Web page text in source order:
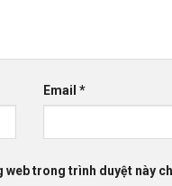
Email*
web trong trình duyệt này